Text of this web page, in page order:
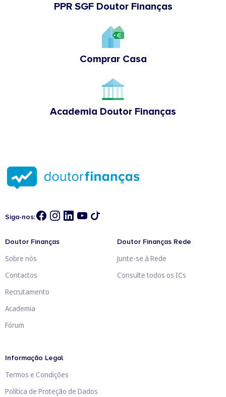
PPR SGF Doutor Finanças
Comprar Casa
Academia Doutor Finanças
Siga-nos:
Doutor Finanças
Sobre nós
Contactos
Recrutamento
Academia
Fórum
Doutor Finanças Rede
Junte-se à Rede
Consulte todos os ICs
Informação Legal
Termos e Condições
Política de Proteção de Dados